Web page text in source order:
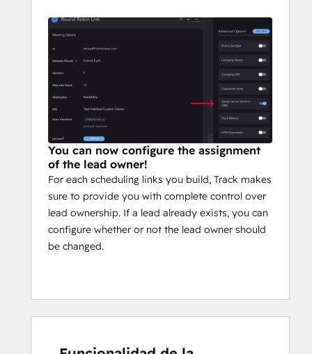
You can now configure the assignment
of the lead owner!
For each scheduling links you build, Track makes
sure to provide you with complete control over
lead ownership. If a lead already exists, you can
configure whether or not the lead owner should
be changed.